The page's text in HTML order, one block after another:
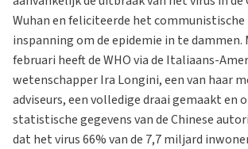
Wuhan en feliciteerde het
inspanning om de epidemie in te dammen.
februari heeft de WHO via de Italiaans-
wetenschapper Ira Longini, een van haar
adviseurs, een volledige draai gemaakt en
statistische gegevens van de Chinese
dat het virus 66% van de 7,7 miljard